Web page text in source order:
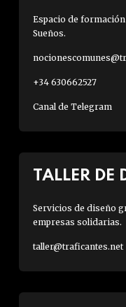
Espacio de
Sueños.
+34 630662527
Canal de Telegram
TALLER DE
Servicios de diseño
empresas solidarias.
taller@traficantes.net